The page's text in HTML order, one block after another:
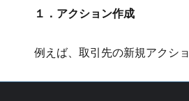
１．アクション作成
例えば、取引先の新規アクシ